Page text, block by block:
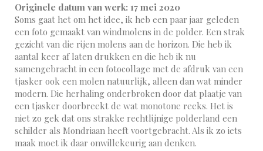
Originele datum van werk: 17 mei 2020
Soms gaat het om het idee, ik heb een paar jaar geleden
een foto gemaakt van windmolens in de polder. Een strak
gezicht van die rijen molens aan de horizon. Die heb ik
aantal keer af laten drukken en die heb ik nu
samengebracht in een fotocollage met de afdruk van een
tjasker ook een molen natuurlijk, alleen dan wat minder
modern. Die herhaling onderbroken door dat plaatje van
een tjasker doorbreekt de wat monotone reeks. Het is
niet zo gek dat ons strakke rechtlijnige polderland een
schilder als Mondriaan heeft voortgebracht. Als ik zo iets
maak moet ik daar onwillekeurig aan denken.